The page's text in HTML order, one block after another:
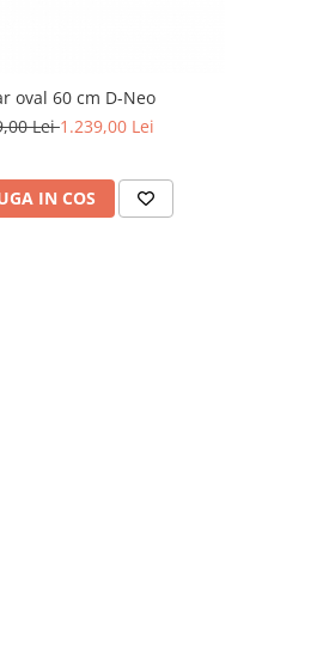
oval 60 cm D-Neo
Lei1.239,00 Lei
IN COS